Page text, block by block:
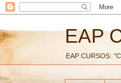
EAP
EAP CURSOS: